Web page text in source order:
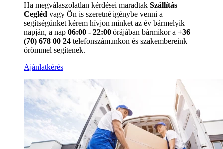
Ha megválaszolatlan kérdései maradtak Szállítás
Cegléd vagy Ön is szeretné igénybe venni a
segítségünket kérem hívjon minket az év bármelyik
napján, a nap 06:00 - 22:00 órájában bármikor a +36
(70) 678 00 24 telefonszámunkon és szakembereink
örömmel segítenek.
Ajánlatkérés